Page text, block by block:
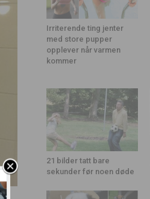
Irriterende ting jenter
med store pupper
opplever når varmen
kommer
21 bilder tatt bare
sekunder før noen døde